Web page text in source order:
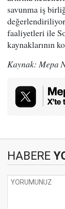
savunma iş
faaliyetleri ile
kaynaklarının
Kaynak: Mepa
HABERE